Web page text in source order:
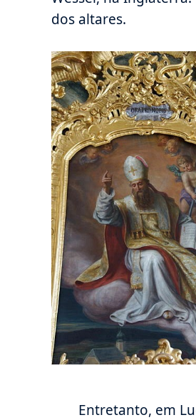
dos altares.
Entretanto, em